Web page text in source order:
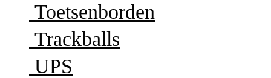
Toetsenborden
Trackballs
UPS